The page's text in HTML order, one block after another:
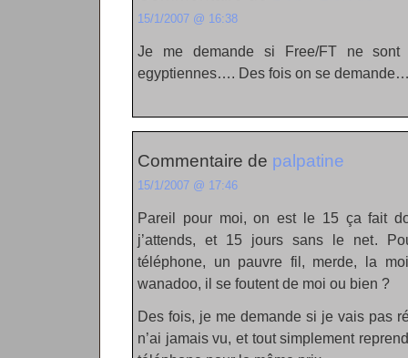
15/1/2007 @ 16:38
Je me demande si Free/FT ne
egyptiennes…. Des fois on se
Commentaire de palpatine
15/1/2007 @ 17:46
Pareil pour moi, on est le 15 ça fait
j’attends, et 15 jours sans le net.
téléphone, un pauvre fil, merde, la
wanadoo, il se foutent de moi ou bien ?
Des fois, je me demande si je vais pas
n’ai jamais vu, et tout simplement